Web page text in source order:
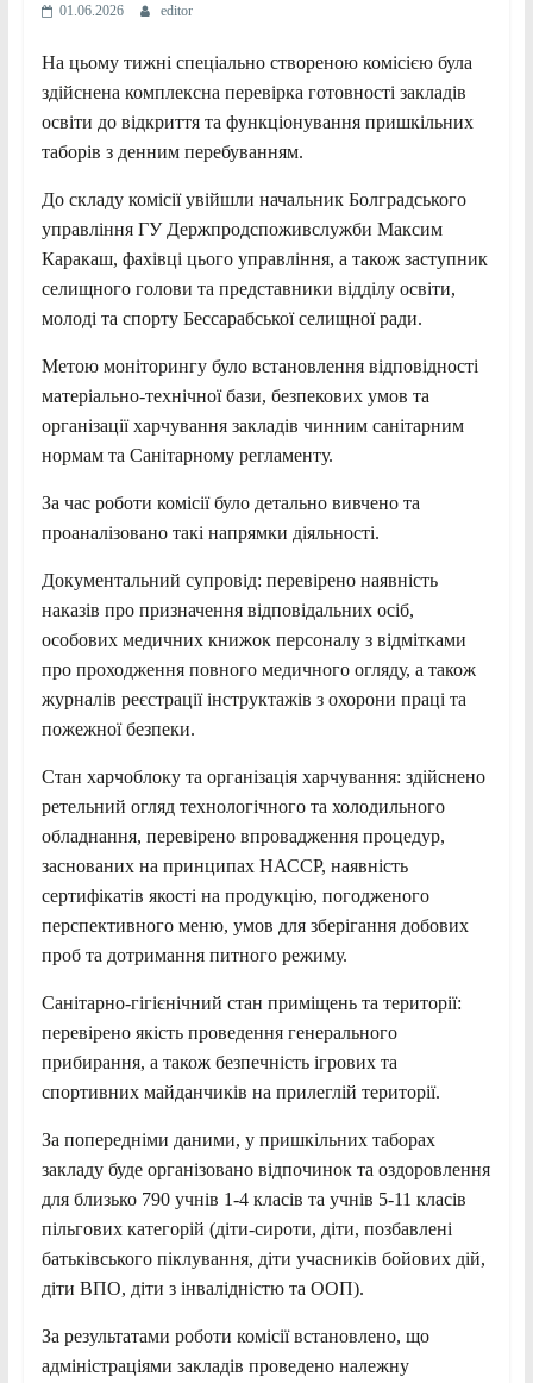
01.06.2026 editor
На цьому тижні спеціально створеною комісією була
здійснена комплексна перевірка готовності закладів
освіти до відкриття та функціонування пришкільних
таборів з денним перебуванням.
До складу комісії увійшли начальник Болградського
управління ГУ Держпродспоживслужби Максим
Каракаш, фахівці цього управління, а також заступник
селищного голови та представники відділу освіти,
молоді та спорту Бессарабської селищної ради.
Метою моніторингу було встановлення відповідності
матеріально-технічної бази, безпекових умов та
організації харчування закладів чинним санітарним
нормам та Санітарному регламенту.
За час роботи комісії було детально вивчено та
проаналізовано такі напрямки діяльності.
Документальний супровід: перевірено наявність
наказів про призначення відповідальних осіб,
особових медичних книжок персоналу з відмітками
про проходження повного медичного огляду, а також
журналів реєстрації інструктажів з охорони праці та
пожежної безпеки.
Стан харчоблоку та організація харчування: здійснено
ретельний огляд технологічного та холодильного
обладнання, перевірено впровадження процедур,
заснованих на принципах НАССР, наявність
сертифікатів якості на продукцію, погодженого
перспективного меню, умов для зберігання добових
проб та дотримання питного режиму.
Санітарно-гігієнічний стан приміщень та території:
перевірено якість проведення генерального
прибирання, а також безпечність ігрових та
спортивних майданчиків на прилеглій території.
За попередніми даними, у пришкільних таборах
закладу буде організовано відпочинок та оздоровлення
для близько 790 учнів 1-4 класів та учнів 5-11 класів
пільгових категорій (діти-сироти, діти, позбавлені
батьківського піклування, діти учасників бойових дій,
діти ВПО, діти з інвалідністю та ООП).
За результатами роботи комісії встановлено, що
адміністраціями закладів проведено належну